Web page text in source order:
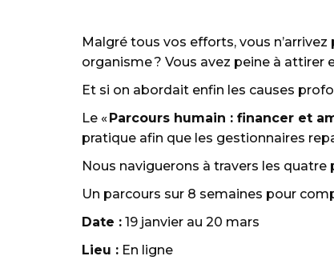
Malgré tous vos efforts, vous
organisme ? Vous avez peine à attirer
Et si on abordait enfin les causes
Le «Parcours humain : financer et
pratique afin que les gestionnaires
Nous naviguerons à travers les
Un parcours sur 8 semaines pour
Date : 19 janvier au 20 mars
Lieu : En ligne